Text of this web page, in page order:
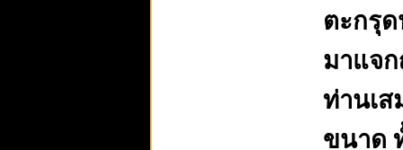
ตะกรุ
มาแจ
ท่านเ
ขนาด